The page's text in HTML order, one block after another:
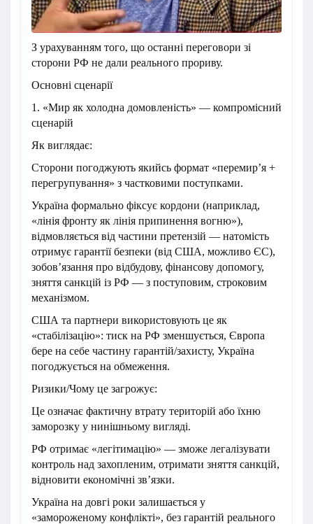
З урахуванням того, що останні переговори зі
сторони РФ не дали реального прориву.
Основні сценарії
1. «Мир як холодна домовленість» — компромісний
сценарій
Як виглядає:
Сторони погоджують якийсь формат «перемир’я +
перегрупування» з частковими поступками.
Україна формально фіксує кордони (наприклад,
«лінія фронту як лінія припинення вогню»),
відмовляється від частини претензій — натомість
отримує гарантії безпеки (від США, можливо ЄС),
зобов’язання про відбудову, фінансову допомогу,
зняття санкцій із РФ — з поступовим, строковим
механізмом.
США та партнери використовують це як
«стабілізацію»: тиск на РФ зменшується, Європа
бере на себе частину гарантій/захисту, Україна
погоджується на обмеження.
Ризики/Чому це загрожує:
Це означає фактичну втрату територій або їхню
заморозку у нинішньому вигляді.
РФ отримає «легітимацію» — зможе легалізувати
контроль над захопленим, отримати зняття санкцій,
відновити економічні зв’язки.
Україна на довгі роки залишається у
«замороженому конфлікті», без гарантій реального